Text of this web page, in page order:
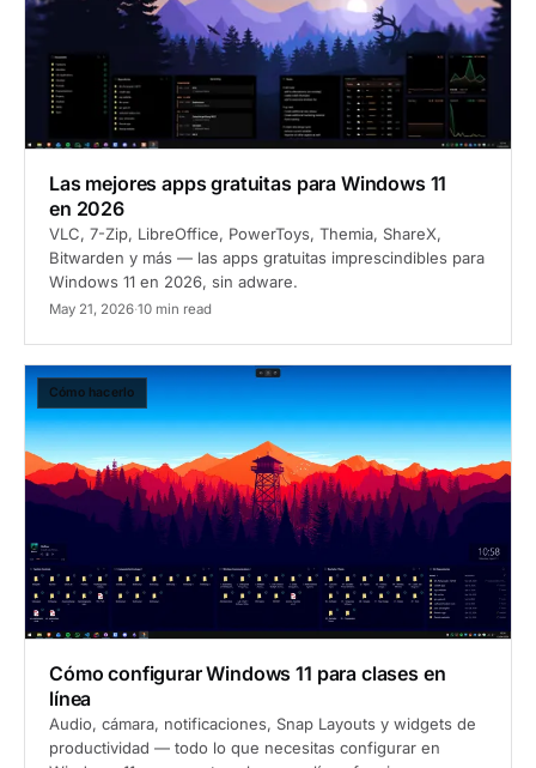
Las mejores apps gratuitas para Windows 11
en 2026
VLC, 7-Zip, LibreOffice, PowerToys, Themia, ShareX,
Bitwarden y más — las apps gratuitas imprescindibles para
Windows 11 en 2026, sin adware.
May 21, 2026·10 min read
Cómo hacerlo
Cómo configurar Windows 11 para clases en
línea
Audio, cámara, notificaciones, Snap Layouts y widgets de
productividad — todo lo que necesitas configurar en